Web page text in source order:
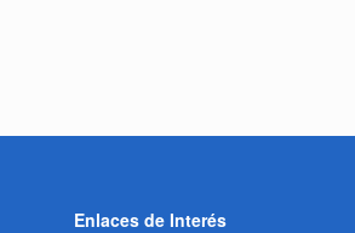
Enlaces de Interés